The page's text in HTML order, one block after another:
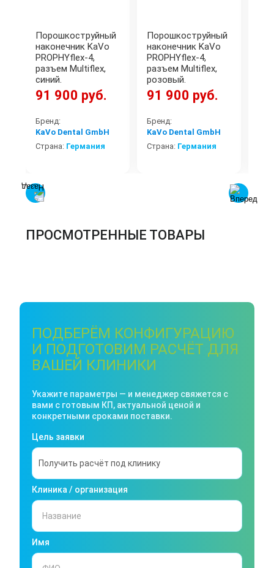
Порошкоструйный
наконечник KaVo
PROPHYflex-4,
разъем Multiflex,
синий.
91 900 руб.
Бренд:
KaVo Dental GmbH
Страна: Германия
Порошкоструйный
наконечник KaVo
PROPHYflex-4,
разъем Multiflex,
розовый.
91 900 руб.
Бренд:
KaVo Dental GmbH
Страна: Германия
ПРОСМОТРЕННЫЕ ТОВАРЫ
ПОДБЕРЁМ КОНФИГУРАЦИЮ
И ПОДГОТОВИМ РАСЧЁТ ДЛЯ
ВАШЕЙ КЛИНИКИ
Укажите параметры — и менеджер свяжется с
вами с готовым КП, актуальной ценой и
конкретными сроками поставки.
Цель заявки
Клиника / организация
Имя